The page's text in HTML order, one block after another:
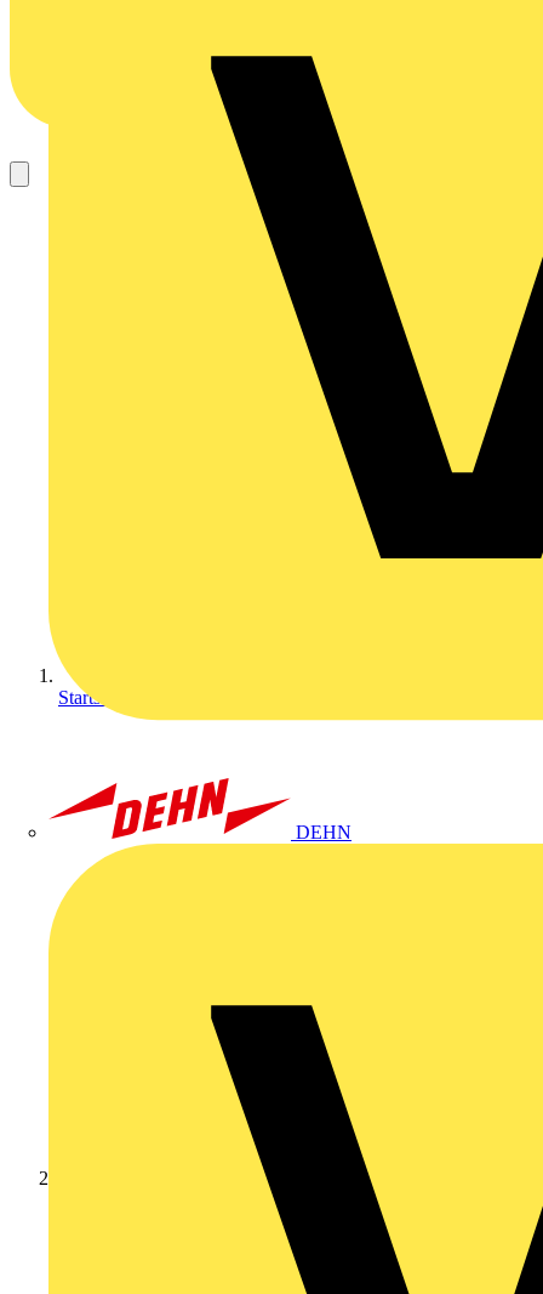
DEHN
Startseite